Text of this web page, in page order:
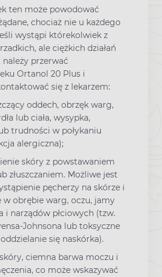
ten może powodować
chociaż nie u każdego
wystąpi którekolwiek z
ale ciężkich działań
należy przerwać
Ortanol 20 Plus i
się z lekarzem:
oddech, obrzęk warg,
lub ciała, wysypka,
trudności w połykaniu
alergiczna);
skóry z powstawaniem
złuszczaniem. Możliwe jest
pęcherzy na skórze i
w obrębie warg, oczu, jamy
i narządów płciowych (tzw.
Johnsona lub toksyczne
się naskórka).
skóry, ciemna barwa moczu i
co może wskazywać